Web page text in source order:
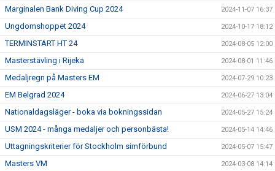
Marginalen Bank Diving Cup 2024 2024-11-07 16:37
Ungdomshoppet 2024 2024-10-17 18:12
TERMINSTART HT 24 2024-08-05 12:00
Masterstävling i Rijeka 2024-08-01 11:46
Medaljregn på Masters EM 2024-07-29 10:23
EM Belgrad 2024 2024-06-27 13:04
Nationaldagsläger - boka via bokningssidan 2024-05-27 15:24
USM 2024 - många medaljer och personbästa! 2024-05-14 14:46
Uttagningskriterier för Stockholm simförbund 2024-05-07 15:47
Masters VM 2024-03-08 14:14